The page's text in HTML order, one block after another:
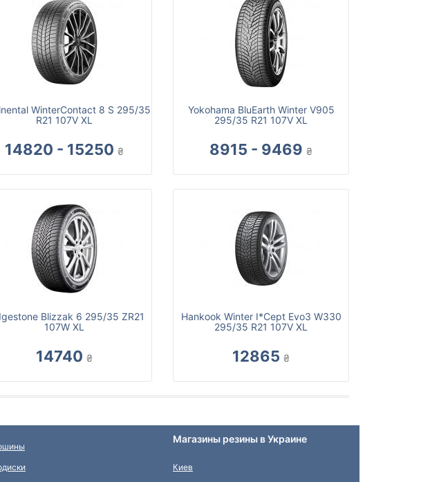
WinterContact 8 S 295/35
R21 107V XL
14820 - 15250 ₴
Yokohama BluEarth Winter V905
295/35 R21 107V XL
8915 - 9469 ₴
Blizzak 6 295/35 ZR21
107W XL
14740 ₴
Hankook Winter I*Cept Evo3 W330
295/35 R21 107V XL
12865 ₴
Магазины резины в Украине
Киев